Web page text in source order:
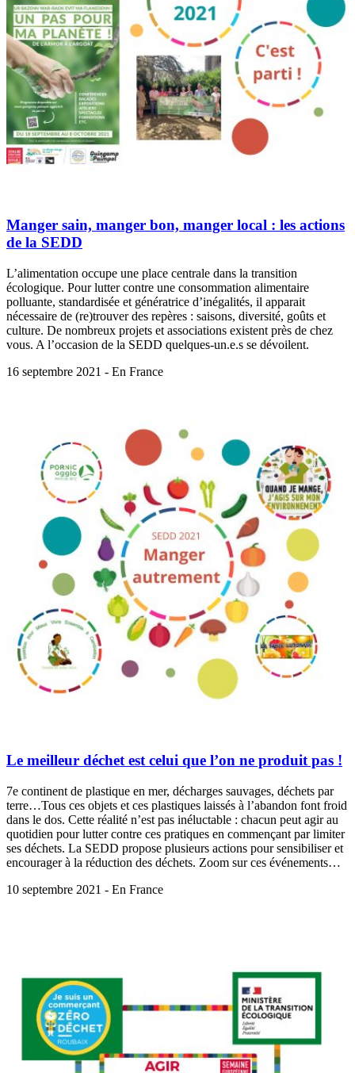
Manger sain, manger bon, manger local : les actions
de la SEDD
L’alimentation occupe une place centrale dans la transition
écologique. Pour lutter contre une consommation alimentaire
polluante, standardisée et génératrice d’inégalités, il apparait
nécessaire de (re)trouver des repères : saisons, diversité, goûts et
culture. De nombreux projets et associations existent près de chez
vous. A l’occasion de la SEDD quelques-un.e.s se dévoilent.
16 septembre 2021 - En France
Le meilleur déchet est celui que l’on ne produit pas !
7e continent de plastique en mer, décharges sauvages, déchets par
terre…Tous ces objets et ces plastiques laissés à l’abandon font froid
dans le dos. Cette réalité n’est pas inéluctable : chacun peut agir au
quotidien pour lutter contre ces pratiques en commençant par limiter
ses déchets. La SEDD propose plusieurs actions pour sensibiliser et
encourager à la réduction des déchets. Zoom sur ces événements…
10 septembre 2021 - En France